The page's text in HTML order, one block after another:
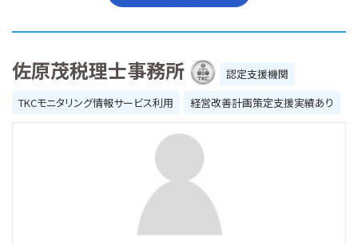
佐原茂税理士事務所
認定支援機関
TKCモニタリング情報サービス利用
経営改善計画策定支援実績あり